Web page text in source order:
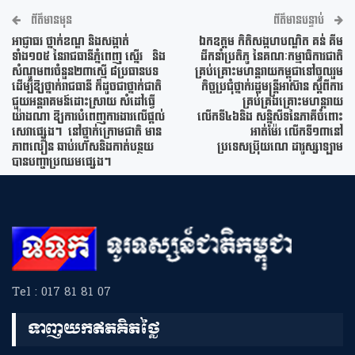
ព័ត៌មានមុន
អាជ្ញាធរ ថ្នាក់ខណ្ឌ និងសង្កាត់
ទាំង១០៥ នៃរាជធានីភ្នំពេញ ស្នេីរ និង
សំណូមពរចំនួន២៣ស្មើ ៨ប្រធានបទ
ដើម្បីឱ្យថ្នាក់រាជធានី ក៏ដូចជាថ្នាក់ជាតិ
ជួយអន្តរាគមន៍ដោះស្រាយ សំដៅធ្វើ
យ៉ាងណា ឱ្យការបំពេញការងារលើផ្តល់
សេវាផ្សេងៗ នៅថ្នាក់ក្រោមជាតិ មាន
ភាពលឿន ឆាប់រហ័សនិងកាត់បន្ថយ
បានបញ្ហាប្រឈមផ្សេងៗ
ព័ត៌មានបន្ទាប់
ឯកឧត្តម កិតិសង្កហបណ្ឌិត គន់ គីម
ដឹកនាំប្រតិភូ នៃគណៈកម្មាធិការជាតិ
គ្រប់គ្រោះមហន្តរាយកម្ពុជាទៅចូលរួម
កិច្ចប្រជុំថ្នាក់រដ្ឋមន្ត្រីអាស៊ាន ស្តីពីការ
គ្រប់គ្រងគ្រោះមហន្តរាយ
លើកទី៤៦និង សន្និសីទនៃភាគីចំពោះ
អាត់ម៉ែរ លើកទី១៣នៅ
ប្រទេសប៊្រុយណេ ដារូស្សាឡាម
Tel : 017 81 81 07
ទាញយកឥតគិតថ្លៃ